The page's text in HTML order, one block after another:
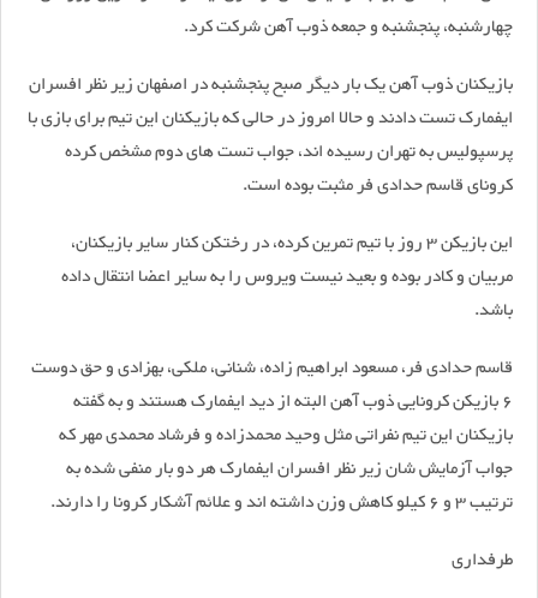
چهارشنبه، پنجشنبه و جمعه ذوب آهن شرکت کرد.
بازیکنان ذوب آهن یک بار دیگر صبح پنجشنبه در اصفهان زیر نظر افسران
ایفمارک تست دادند و حالا امروز در حالی که بازیکنان این تیم برای بازی با
پرسپولیس به تهران رسیده اند، جواب تست های دوم مشخص کرده
کرونای قاسم حدادی فر مثبت بوده است.
این بازیکن 3 روز با تیم تمرین کرده، در رختکن کنار سایر بازیکنان،
مربیان و کادر بوده و بعید نیست ویروس را به سایر اعضا انتقال داده
باشد.
قاسم حدادی فر، مسعود ابراهیم زاده، شنانی، ملکی، بهزادی و حق دوست
6 بازیکن کرونایی ذوب آهن البته از دید ایفمارک هستند و به گفته
بازیکنان این تیم نفراتی مثل وحید محمدزاده و فرشاد محمدی مهر که
جواب آزمایش شان زیر نظر افسران ایفمارک هر دو بار منفی شده به
ترتیب 3 و 6 کیلو کاهش وزن داشته اند و علائم آشکار کرونا را دارند.
طرفداری